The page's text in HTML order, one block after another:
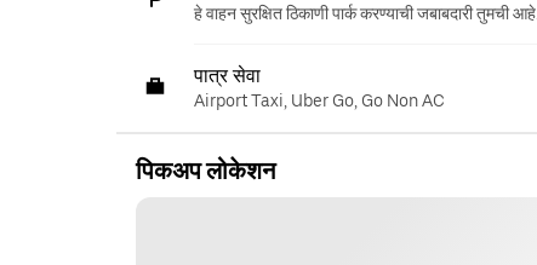
हे वाहन सुरक्षित ठिकाणी पार्क करण्याची जबाबदारी तुमची आहे.
पात्र सेवा
Airport Taxi, Uber Go, Go Non AC
पिकअप लोकेशन